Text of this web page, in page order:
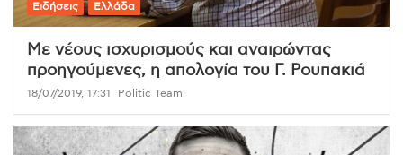
Ειδήσεις Ελλάδα
Με νέους ισχυρισμούς και αναιρώντας
προηγούμενες, η απολογία του Γ. Ρουπακιά
18/07/2019, 17:31 Politic Team